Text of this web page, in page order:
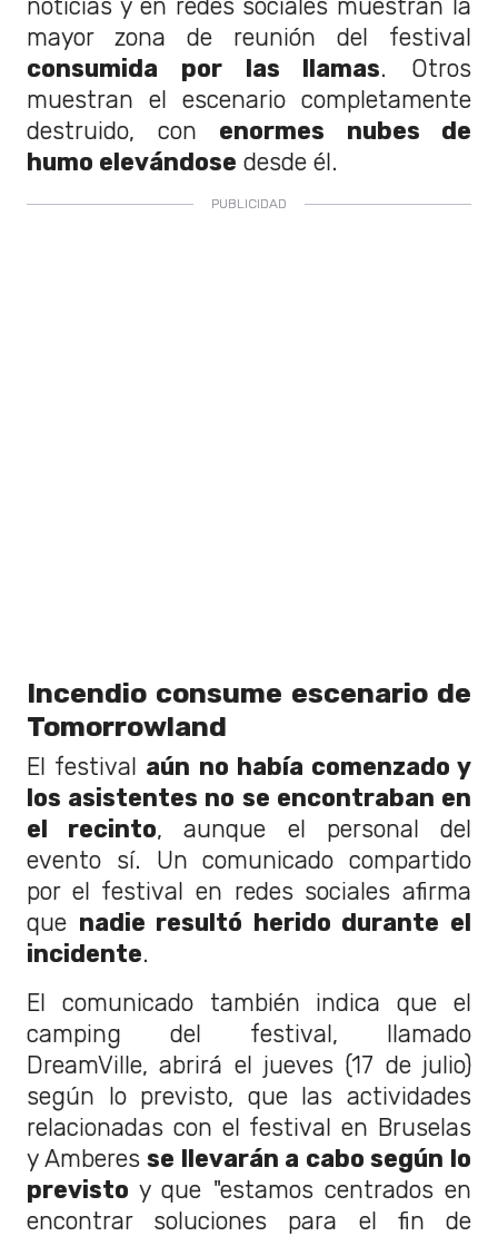
noticias y en redes sociales muestran la
mayor zona de reunión del festival
consumida por las llamas. Otros
muestran el escenario completamente
destruido, con enormes nubes de
humo elevándose desde él.
Incendio consume escenario de
Tomorrowland
El festival aún no había comenzado y
los asistentes no se encontraban en
el recinto, aunque el personal del
evento sí. Un comunicado compartido
por el festival en redes sociales afirma
que nadie resultó herido durante el
incidente.
El comunicado también indica que el
camping del festival, llamado
DreamVille, abrirá el jueves (17 de julio)
según lo previsto, que las actividades
relacionadas con el festival en Bruselas
y Amberesse llevarán a cabo según lo
previsto y que "estamos centrados en
encontrar soluciones para el fin de